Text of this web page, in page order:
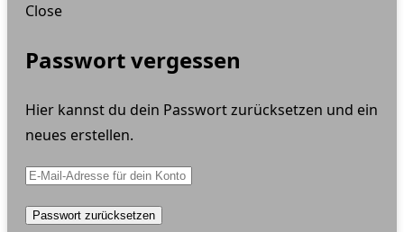
Close
Passwort vergessen
Hier kannst du dein Passwort zurücksetzen und ein
neues erstellen.
Passwort zurücksetzen